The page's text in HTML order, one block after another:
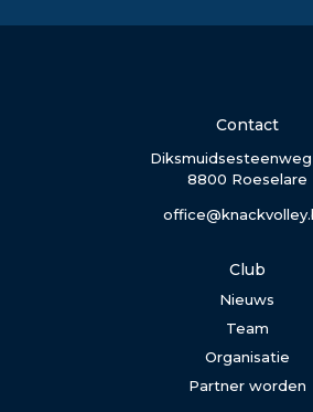
Contact
8800 Roeselare
Club
Nieuws
Team
Organisatie
Partner worden